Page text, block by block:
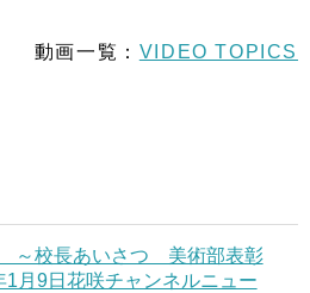
動画一覧： VIDEO TOPICS
～校長あいさつ 美術部表彰
月9日花咲チャンネルニュー